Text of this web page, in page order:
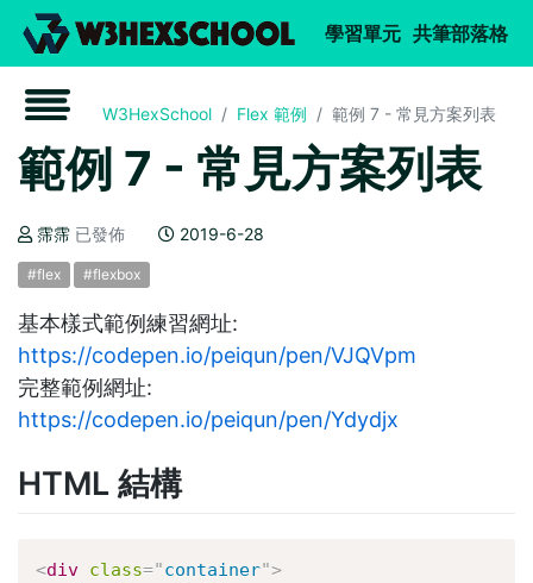
學習單元(current)
共筆部落格
W3HexSchool Flex 範例 範例 7 - 常見方案列表
範例 7 - 常見方案列表
霈霈 已發佈 2019-6-28
#flex #flexbox
基本樣式範例練習網址:
https://codepen.io/peiqun/pen/VJQVpm
完整範例網址:
https://codepen.io/peiqun/pen/Ydydjx
HTML 結構
<div class="container">